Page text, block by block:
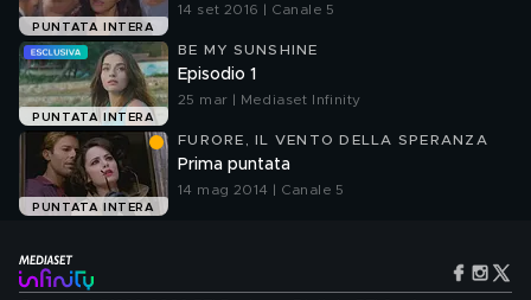
PUNTATA INTERA
14 set 2016 | Canale 5
PUNTATA INTERA
BE MY SUNSHINE
Episodio 1
25 mar | Mediaset Infinity
PUNTATA INTERA
FURORE, IL VENTO DELLA SPERANZA
Prima puntata
14 mag 2014 | Canale 5